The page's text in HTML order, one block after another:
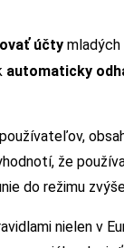
účty
automaticky
že
do režimu
nielen v